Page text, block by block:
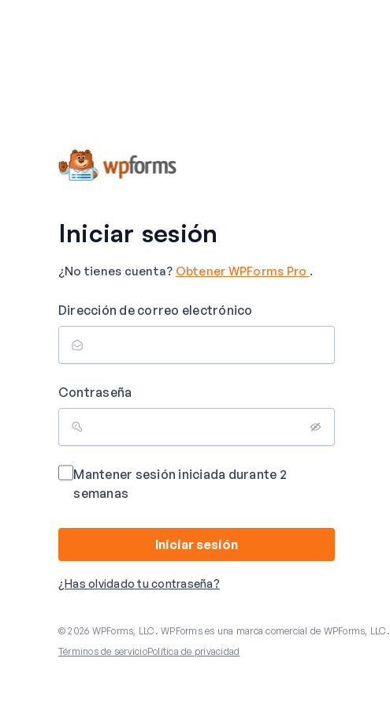
Iniciar sesión
¿No tienes cuenta? Obtener WPForms Pro .
Dirección de correo electrónico
Contraseña
Mantener sesión iniciada durante 2
semanas
Iniciar sesión
¿Has olvidado tu contraseña?
© 2026 WPForms, LLC. WPForms es una marca comercial de WPForms, LLC.
Términos de servicioPolítica de privacidad